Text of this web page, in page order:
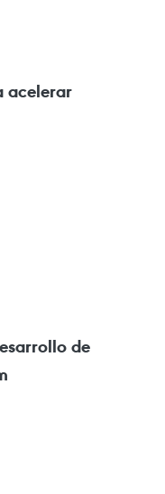
acelerar
de